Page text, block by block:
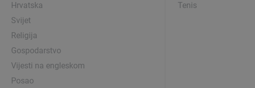
Hrvatska
Svijet
Religija
Gospodarstvo
Vijesti na engleskom
Posao
Tenis